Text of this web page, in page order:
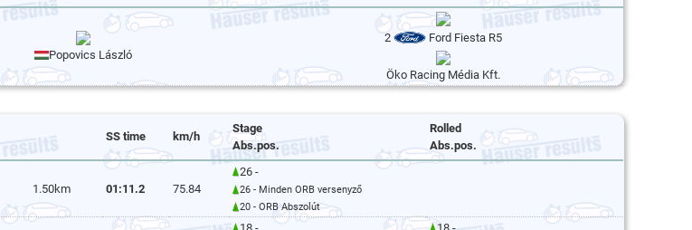
Popovics László
2 Ford Fiesta R5
Öko Racing Média Kft.
SS time km/h
Stage
Abs.pos.
Rolled
Abs.pos.
1.50km 01:11.2 75.84
26 -
26 - Minden ORB versenyző
20 - ORB Abszolút